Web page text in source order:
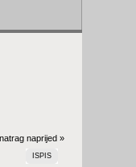
naprijed »
ISPIS